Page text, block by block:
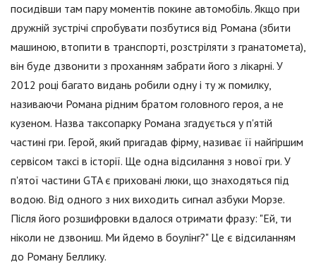
посидівши там пару моментів покине автомобіль. Якщо при
дружній зустрічі спробувати позбутися від Романа (збити
машиною, втопити в транспорті, розстріляти з гранатомета),
він буде дзвонити з проханням забрати його з лікарні. У
2012 році багато видань робили одну і ту ж помилку,
називаючи Романа рідним братом головного героя, а не
кузеном. Назва таксопарку Романа згадується у п'ятій
частині гри. Герой, який пригадав фірму, називає її найгіршим
сервісом таксі в історії. Ще одна відсилання з нової гри. У
п'ятої частини GTA є приховані люки, що знаходяться під
водою. Від одного з них виходить сигнал азбуки Морзе.
Після його розшифровки вдалося отримати фразу: "Ей, ти
ніколи не дзвониш. Ми йдемо в боулінг?" Це є відсиланням
до Роману Беллику.